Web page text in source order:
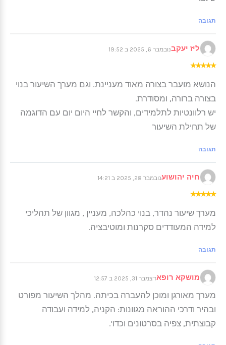
תגובה
ליז יעקבנובמבר 6, 2025 ב 19:52
★
★
★
★
★
הנושא מועבר בצורה מאוד מעניינת. וגם מערך השיעור בנוי
בצורה ברורה, ומסודרת.
יש רלוונטיות לתלמידים, והקשר לחיי היום יום עם הדוגמה
של תחילת השיעור
תגובה
חיה יהושוענובמבר 28, 2025 ב 14:21
★
★
★
★
★
מערך שיעור נהדר, בנוי כהלכה, מעניין , מגוון של תהליכי
למידה המעודדים סקרנות ומוטיבציה.
תגובה
מושקא רופאדצמבר 31, 2025 ב 12:57
מערך מאורגן ומוכן להעברה בכיתה. מהלך השיעור מפורט
ובהיר ודרכי ההוראה מגוונות: הקניה, למידה ועבודה
קבוצתית, צפיה בסרטונים וכדו'.